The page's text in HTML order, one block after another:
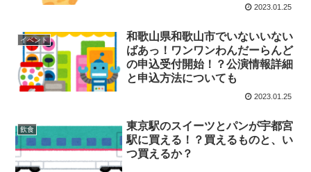
2023.01.25
イベント
和歌山県和歌山市でいないいない
ばあっ！ワンワンわんだーらんど
の申込受付開始！？公演情報詳細
と申込方法についても
2023.01.25
飲食
東京駅のスイーツとパンが宇都宮
駅に買える！？買えるものと、い
つ買えるか？